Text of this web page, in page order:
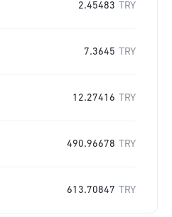
2.45483 TRY
7.3645 TRY
12.27416 TRY
490.96678 TRY
613.70847 TRY